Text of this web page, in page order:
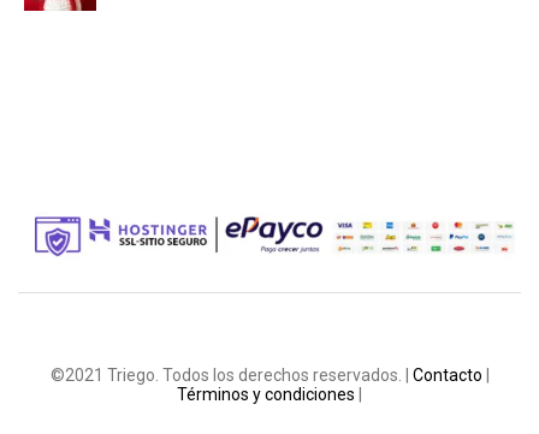
©2021 Triego. Todos los derechos reservados. | Contacto
Términos y condiciones